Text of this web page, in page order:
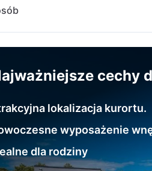
cechy
lokalizacja kurortu.
wyposażenie
dla rodziny